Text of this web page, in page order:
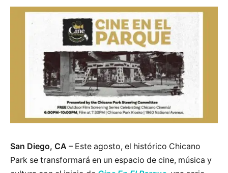
San Diego, CA – Este agosto, el histórico Chicano
Park se transformará en un espacio de cine, música y